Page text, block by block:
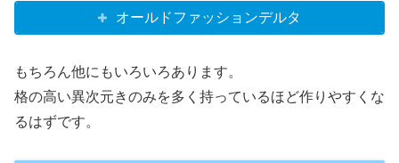
オールドファッションデルタ
もちろん他にもいろいろあります。
格の高い異次元きのみを多く持っているほど作りやすくな
るはずです。